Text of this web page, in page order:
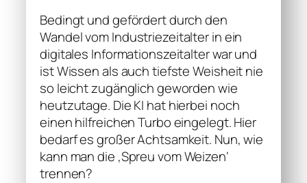
Bedingt und gefördert durch den
Wandel vom Industriezeitalter in ein
digitales Informationszeitalter war und
ist Wissen als auch tiefste Weisheit nie
so leicht zugänglich geworden wie
heutzutage. Die KI hat hierbei noch
einen hilfreichen Turbo eingelegt. Hier
bedarf es großer Achtsamkeit. Nun, wie
kann man die ‚Spreu vom Weizen‘
trennen?